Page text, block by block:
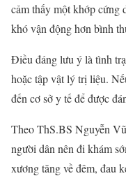
cảm thấy một khớp cứng
khó vận động hơn bình
Điều đáng lưu ý là tình
hoặc tập vật lý trị liệu.
đến cơ sở y tế để được
Theo ThS.BS Nguyễn
người dân nên đi khám
xương tăng về đêm, đau